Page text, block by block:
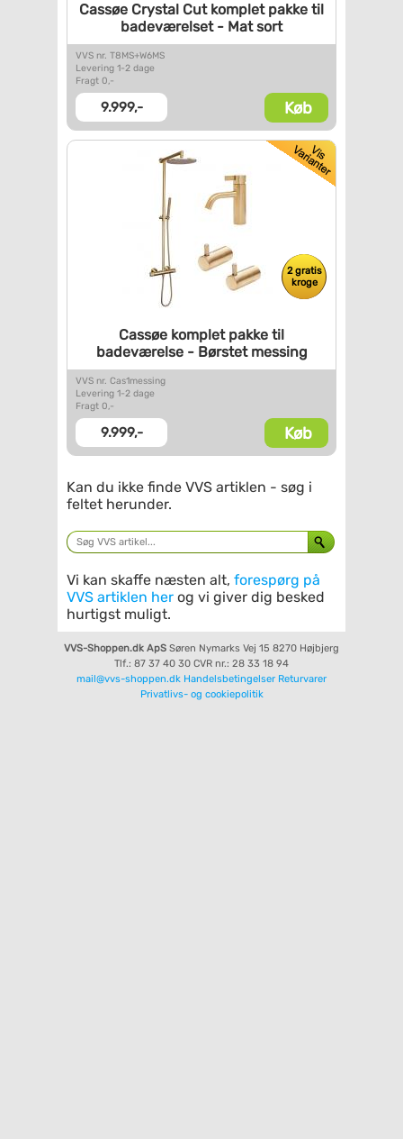
Cassøe Crystal Cut kompletpakke til
badeværelset - Matsort
VVS nr. T8MS+W6MS
Levering 1-2 dage
Fragt 0,-
9.999,- Køb
2 gratis
kroge
Cassøe komplet pakke til
badeværelse - Børstet messing
VVS nr. Cas1messing
Levering 1-2 dage
Fragt 0,-
9.999,- Køb
Kan du ikke finde VVS artiklen - søg i
feltet herunder.
Vi kan skaffe næsten alt, forespørg på
VVS artiklen her og vi giver dig besked
hurtigst muligt.
VVS-Shoppen.dk ApS Søren Nymarks Vej 15 8270 Højbjerg
Tlf.: 87 37 40 30 CVR nr.: 28 33 18 94
mail@vvs-shoppen.dk Handelsbetingelser Returvarer
Privatlivs- og cookiepolitik